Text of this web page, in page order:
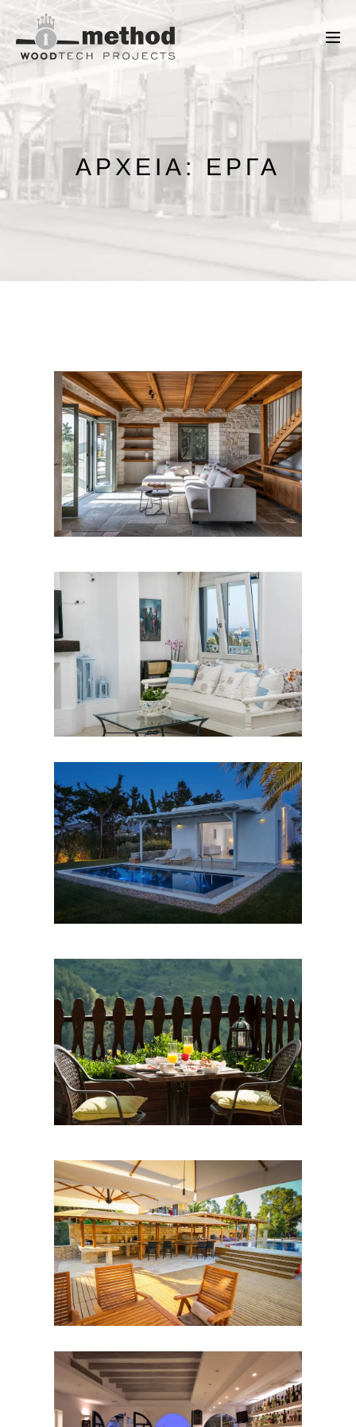
ΑΡΧΕΊΑ: ΈΡΓΑ
Κατοικίες
Ξενοδοχεία
Ξενοδοχεία
Ξενοδοχεία
Ξενοδοχεία